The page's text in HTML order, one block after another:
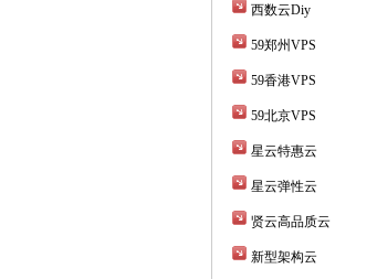
西数云Diy
59郑州VPS
59香港VPS
59北京VPS
星云特惠云
星云弹性云
贤云高品质云
新型架构云